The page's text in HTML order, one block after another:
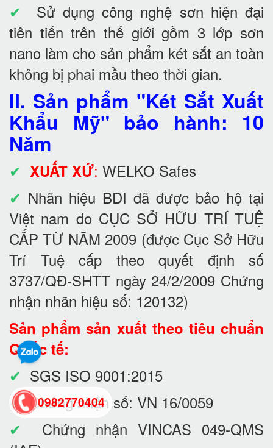
✔ Sử dụng công nghệ sơn hiện đại
tiên tiến trên thế giới gồm 3 lớp sơn
nano làm cho sản phẩm két sắt an toàn
không bị phai mầu theo thời gian.
II. Sản phẩm "Két Sắt Xuất
Khẩu Mỹ" bảo hành: 10
Năm
✔ XUẤT XỨ: WELKO Safes
✔ Nhãn hiệu BDI đã được bảo hộ tại
Việt nam do CỤC SỞ HỮU TRÍ TUỆ
CẤP TỪ NĂM 2009 (được Cục Sở Hữu
Trí Tuệ cấp theo quyết định số
3737/QĐ-SHTT ngày 24/2/2009 Chứng
nhận nhãn hiệu số: 120132)
Sản phẩm sản xuất theo tiêu chuẩn
Quốc tế:
✔ SGS ISO 9001:2015
✔Chứng nhận số: VN 16/0059
✔
Chứng nhận VINCAS 049-QMS
0982770404
back